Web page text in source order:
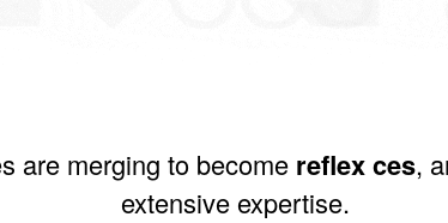
are merging to become reflex ces,
extensive expertise.